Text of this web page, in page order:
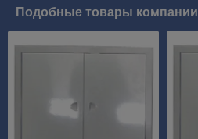
Подобные товары компании